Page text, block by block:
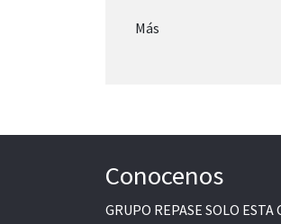
Más
Conocenos
GRUPO REPASE SOLO